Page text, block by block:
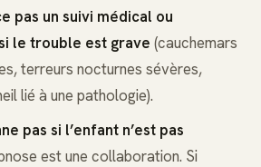
pas un suivi médical ou
le trouble est grave (cauchemars
terreurs nocturnes sévères,
lié à une pathologie).
pas si l’enfant n’est pas
est une collaboration. Si